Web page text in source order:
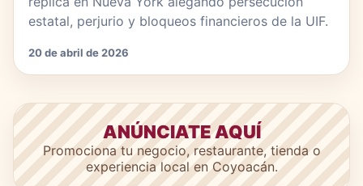
estatal, perjurio y bloqueos financieros de la UIF.
20 de abril de 2026
ANÚNCIATE AQUÍ
Promociona tu negocio, restaurante, tienda o
experiencia local en Coyoacán.